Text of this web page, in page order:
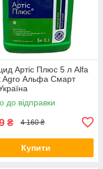
Артіс Плюс 5 л Alfa
Agro Альфа Смарт
до відправки
₴ 4 160 ₴
Купити